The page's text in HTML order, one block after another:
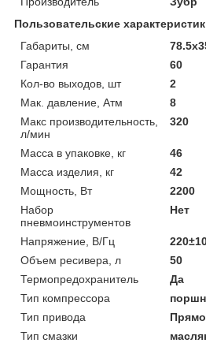
Пользовательские
Габариты, см
Гарантия
60
Кол-во выходов, шт
2
Мак. давление, Атм
8
Макс производительность,
л/мин
320
Масса в упаковке, кг
46
Масса изделия, кг
42
Мощность, Вт
2200
Набор
пневмоинструментов
Нет
Напряжение, В/Гц
Объем ресивера, л
50
Термопредохранитель
Да
Тип компрессора
Тип привода
Тип смазки